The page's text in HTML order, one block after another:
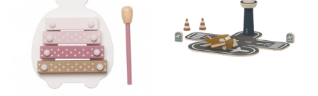
SZYBKI PODGLĄD SZYBKI PODGLĄD